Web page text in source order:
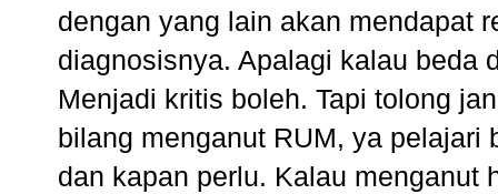
dengan yang lain akan mendapat
diagnosisnya. Apalagi kalau beda
Menjadi kritis boleh. Tapi tolong
bilang menganut RUM, ya pelajari
dan kapan perlu. Kalau menganut